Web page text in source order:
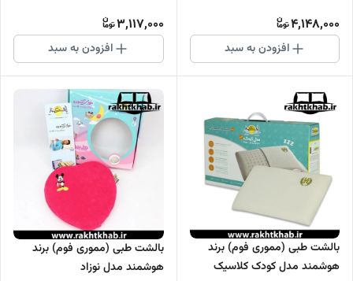
4,148,000
افزودن به سبد
3,117,000
افزودن به سبد
بالشت طبی (مموری فوم) برند
هوشمند مدل کودک کلاسیک
بالشت طبی (مموری فوم) برند
هوشمند مدل نوزاد